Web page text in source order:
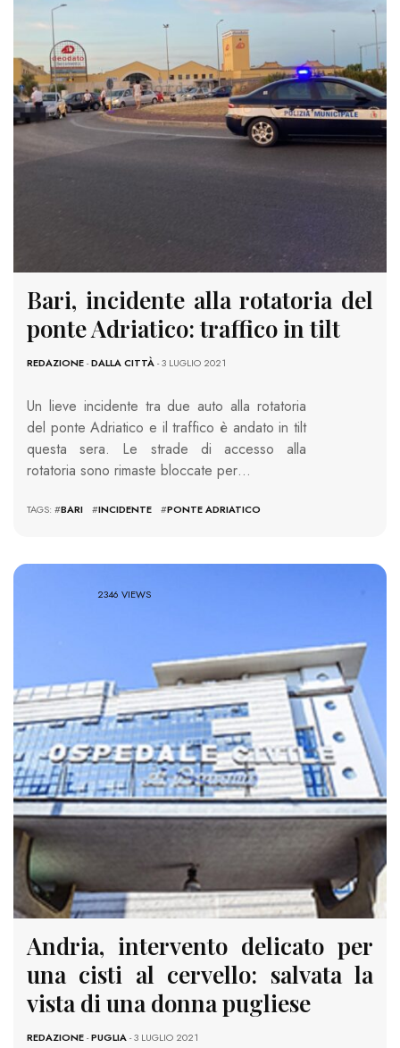
Bari, incidente alla rotatoria del
ponte Adriatico: traffico in tilt
REDAZIONE-DALLA CITTÀ- 3 LUGLIO 2021
Un lieve incidente tra due auto alla rotatoria
del ponte Adriatico e il traffico è andato in tilt
questa sera. Le strade di accesso alla
rotatoria sono rimaste bloccate per…
TAGS: #BARI #INCIDENTE #PONTE ADRIATICO
2346 VIEWS
Andria, intervento delicato per
una cisti al cervello: salvata la
vista di una donna pugliese
REDAZIONE-PUGLIA- 3 LUGLIO 2021